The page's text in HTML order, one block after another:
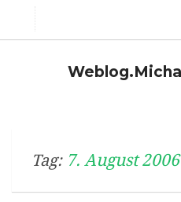
Tag: 7. August 2006